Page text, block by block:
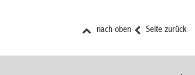
Seite zurück
nach oben